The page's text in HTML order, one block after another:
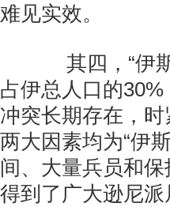
难见实效。
其四，“伊斯
占伊总人口的
冲突长期存在，
两大因素均为“伊
间、大量兵员和
得到了广大逊尼